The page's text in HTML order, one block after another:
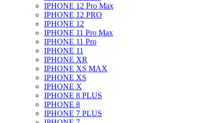
IPHONE 12 Pro Max
IPHONE 12 PRO
IPHONE 12
IPHONE 11 Pro Max
IPHONE 11 Pro
IPHONE 11
IPHONE XR
IPHONE XS MAX
IPHONE XS
IPHONE X
IPHONE 8 PLUS
IPHONE 8
IPHONE 7 PLUS